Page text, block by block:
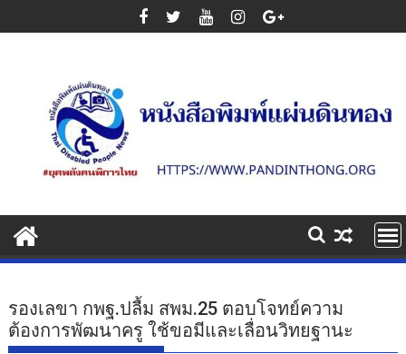
to
รองเลขา กพฐ.ปลื้ม สพม.25 ตอบโจทย์ความ
ต้องการพัฒนาครู ใช้ขอมีและเลื่อนวิทยฐานะ